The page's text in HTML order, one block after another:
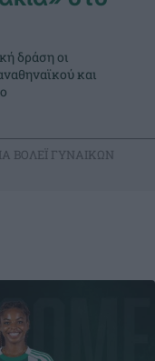
δράση οι
και
ΒΟΛΕΪ ΓΥΝΑΙΚΩΝ